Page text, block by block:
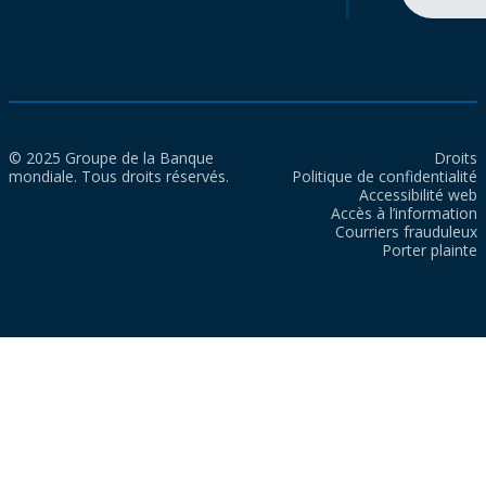
© 2025 Groupe de la Banque
mondiale. Tous droits réservés.
Droits
Politique de confidentialité
Accessibilité web
Accès à l’information
Courriers frauduleux
Porter plainte